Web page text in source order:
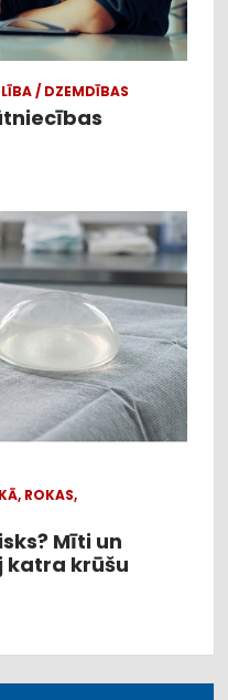
/ DZEMDĪBAS
ROKAS,
Mīti un
katra krūšu